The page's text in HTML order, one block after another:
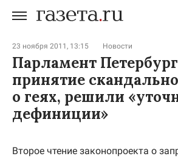
23 ноября 2011, 13:15 Новости
Парламент
принятие
о геях, решили
дефиниции»
Второе чтение законопроекта о